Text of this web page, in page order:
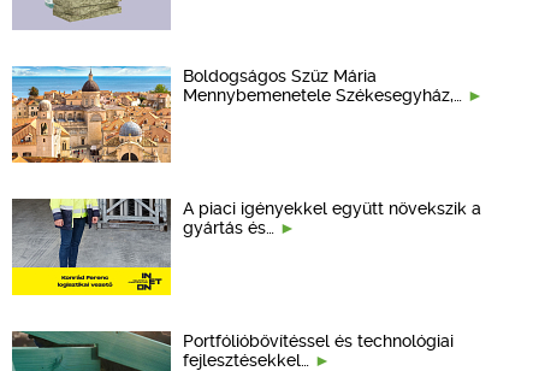
Boldogságos Szűz Mária
Mennybemenetele Székesegyház,…
A piaci igényekkel együtt növekszik a
gyártás és…
Portfólióbővítéssel és technológiai
fejlesztésekkel…